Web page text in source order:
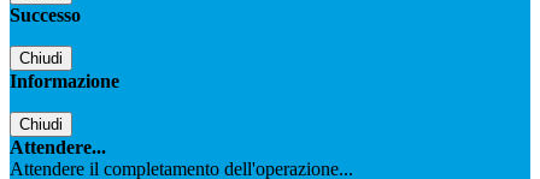
Successo
Chiudi
Informazione
Chiudi
Attendere...
Attendere il completamento dell'operazione...